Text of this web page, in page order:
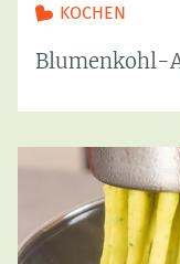
KOCHEN
Blumenkohl-